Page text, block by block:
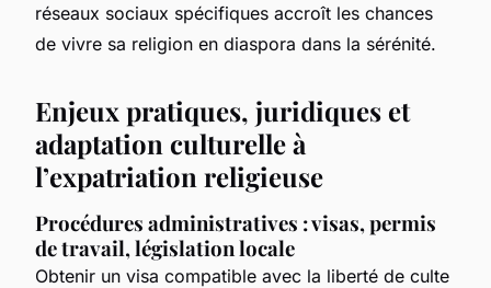
réseaux sociaux spécifiques accroît les chances
de vivre sa religion en diaspora dans la sérénité.
Enjeux pratiques, juridiques et
adaptation culturelle à
l’expatriation religieuse
Procédures administratives : visas, permis
de travail, législation locale
Obtenir un visa compatible avec la liberté de culte